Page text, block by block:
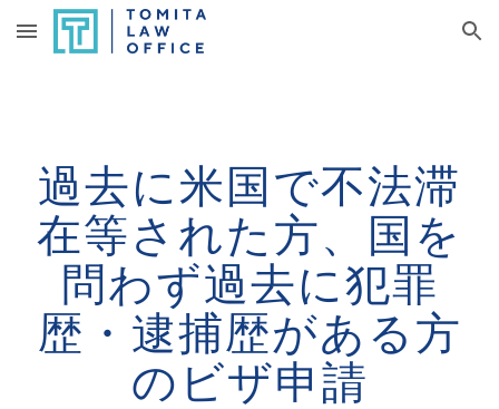
Skip to main content Skip to navigation
過去に米国で不法滞
在等された方、国を
問わず過去に犯罪
歴・逮捕歴がある方
のビザ申請